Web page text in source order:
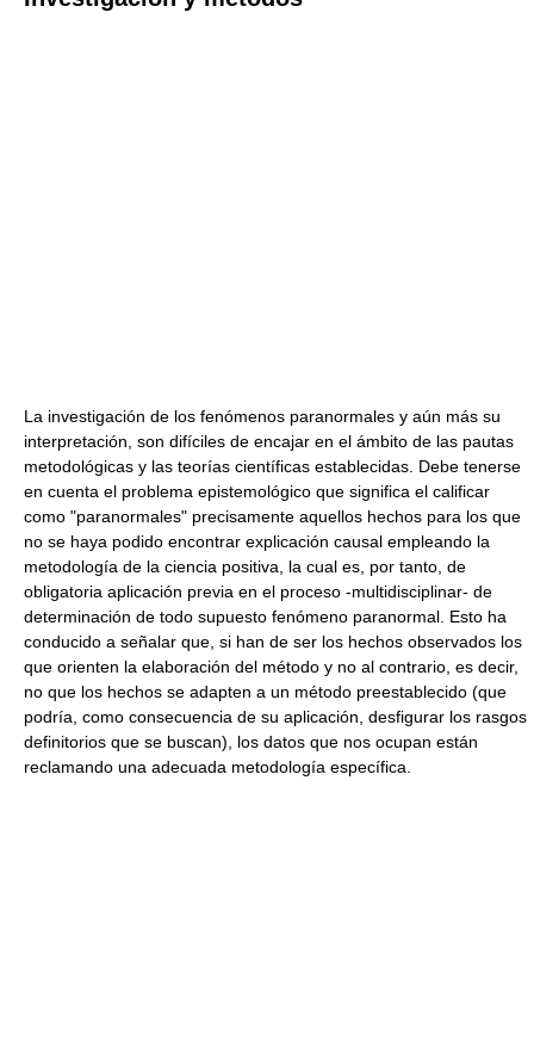
La investigación de los fenómenos paranormales y aún más su
interpretación, son difíciles de encajar en el ámbito de las pautas
metodológicas y las teorías científicas establecidas. Debe tenerse
en cuenta el problema epistemológico que significa el calificar
como "paranormales" precisamente aquellos hechos para los que
no se haya podido encontrar explicación causal empleando la
metodología de la ciencia positiva, la cual es, por tanto, de
obligatoria aplicación previa en el proceso -multidisciplinar- de
determinación de todo supuesto fenómeno paranormal. Esto ha
conducido a señalar que, si han de ser los hechos observados los
que orienten la elaboración del método y no al contrario, es decir,
no que los hechos se adapten a un método preestablecido (que
podría, como consecuencia de su aplicación, desfigurar los rasgos
definitorios que se buscan), los datos que nos ocupan están
reclamando una adecuada metodología específica.